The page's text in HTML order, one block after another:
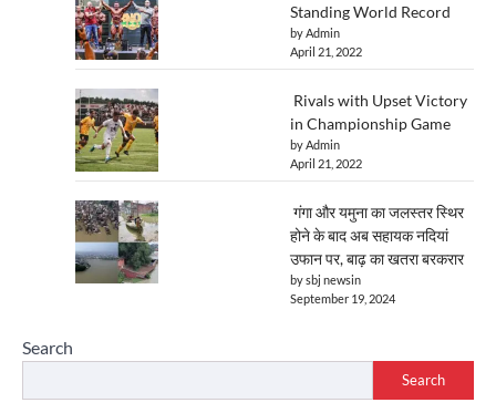
Standing World Record
by Admin
April 21, 2022
Rivals with Upset Victory
in Championship Game
by Admin
April 21, 2022
गंगा और यमुना का जलस्तर स्थिर
होने के बाद अब सहायक नदियां
उफान पर, बाढ़ का खतरा बरकरार
by sbj newsin
September 19, 2024
Search
Search